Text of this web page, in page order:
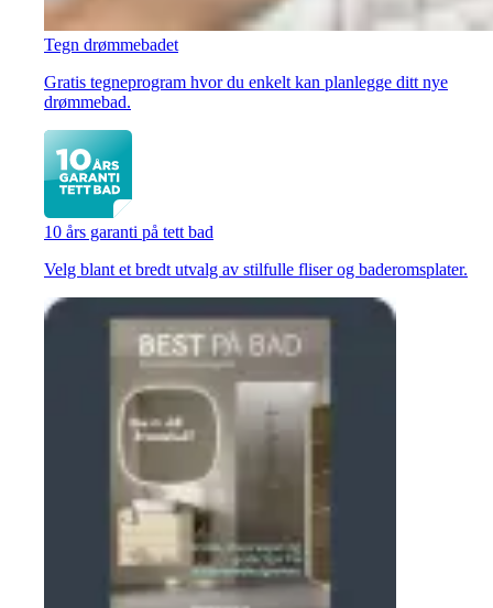
Tegn drømmebadet
Gratis tegneprogram hvor du enkelt kan planlegge ditt nye
drømmebad.
10 års garanti på tett bad
Velg blant et bredt utvalg av stilfulle fliser og baderomsplater.